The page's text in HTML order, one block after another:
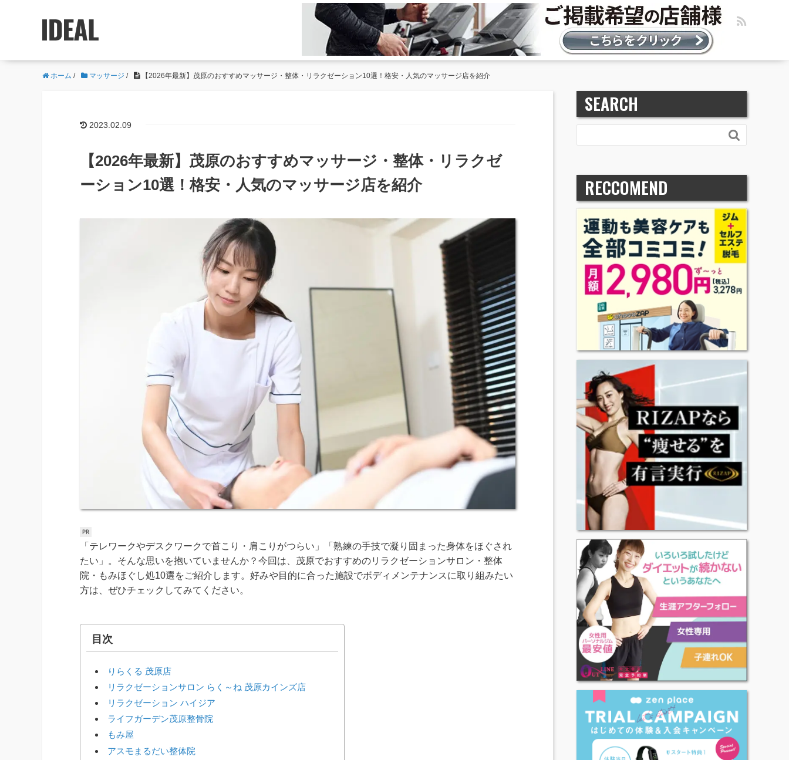
ホーム / マッサージ / 【2026年最新】茂原のおすすめマッサージ・整体・リラクゼーション10選！格安・人気のマッサージ店を紹介
2023.02.09
【2026年最新】茂原のおすすめマッサージ・整体・リラクゼ
ーション10選！格安・人気のマッサージ店を紹介
「テレワークやデスクワークで首こり・肩こりがつらい」「熟練の手技で凝り固まった身体をほぐされ
たい」。そんな思いを抱いていませんか？今回は、茂原でおすすめのリラクゼーションサロン・整体
院・もみほぐし処10選をご紹介します。好みや目的に合った施設でボディメンテナンスに取り組みたい
方は、ぜひチェックしてみてください。
目次
りらくる 茂原店
リラクゼーションサロン らく～ね 茂原カインズ店
リラクゼーション ハイジア
ライフガーデン茂原整骨院
もみ屋
アスモまるだい整体院
SEARCH

RECCOMEND